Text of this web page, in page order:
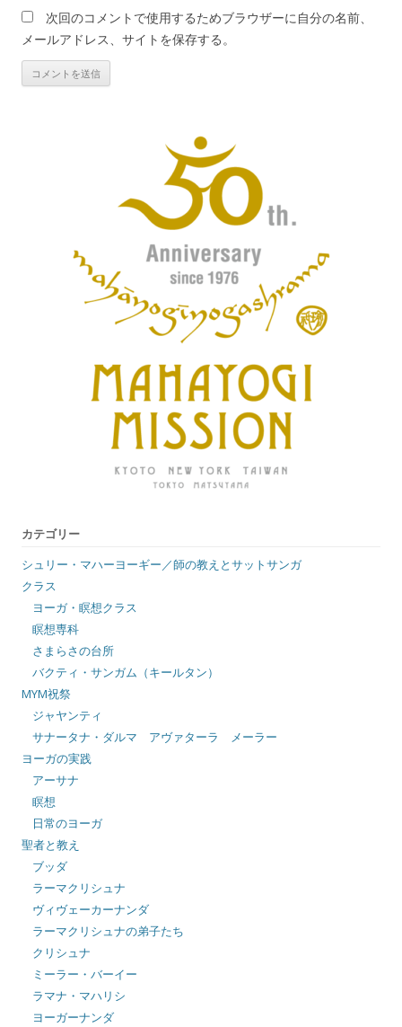
次回のコメントで使用するためブラウザーに自分の名前、
メールアドレス、サイトを保存する。
カテゴリー
シュリー・マハーヨーギー／師の教えとサットサンガ
クラス
ヨーガ・瞑想クラス
瞑想専科
さまらさの台所
バクティ・サンガム（キールタン）
MYM祝祭
ジャヤンティ
サナータナ・ダルマ アヴァターラ メーラー
ヨーガの実践
アーサナ
瞑想
日常のヨーガ
聖者と教え
ブッダ
ラーマクリシュナ
ヴィヴェーカーナンダ
ラーマクリシュナの弟子たち
クリシュナ
ミーラー・バーイー
ラマナ・マハリシ
ヨーガーナンダ